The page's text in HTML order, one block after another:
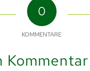
0
KOMMENTARE
Kommentar